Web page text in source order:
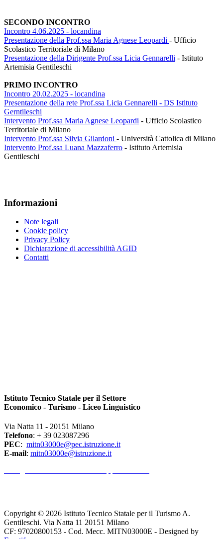
SECONDO INCONTRO
Incontro 4.06.2025 - locandina
Presentazione della Prof.ssa Maria Agnese Leopardi - Ufficio
Scolastico Territoriale di Milano
Presentazione della Dirigente Prof.ssa Licia Gennarelli - Istituto
Artemisia Gentileschi
PRIMO INCONTRO
Incontro 20.02.2025 - locandina
Presentazione della rete Prof.ssa Licia Gennarelli - DS Istituto
Gerntileschi
Intervento Prof.ssa Maria Agnese Leopardi - Ufficio Scolastico
Territoriale di Milano
Intervento Prof.ssa Silvia Gilardoni - Università Cattolica di Milano
Intervento Prof.ssa Luana Mazzaferro - Istituto Artemisia
Gentileschi
Informazioni
Note legali
Cookie policy
Privacy Policy
Dichiarazione di accessibilità AGID
Contatti
Istituto Tecnico Statale per il Settore
Economico - Turismo - Liceo Linguistico
Via Natta 11 - 20151 Milano
Telefono: + 39 023087296
PEC: mitn03000e@pec.istruzione.it
E-mail: mitn03000e@istruzione.it
Copyright © 2026 Istituto Tecnico Statale per il Turismo A.
Gentileschi. Via Natta 11 20151 Milano
CF: 97020800153 - Cod. Mecc. MITN03000E - Designed by